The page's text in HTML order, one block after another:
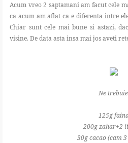
SHOP
Acum vreo 2 saptamani am facut cele
ca acum am aflat ca e diferenta intre
Chiar sunt cele mai bune si astazi,
visine. De data asta insa mai jos aveti
Ne
125g
200g zahar+2
30g cacao (cam